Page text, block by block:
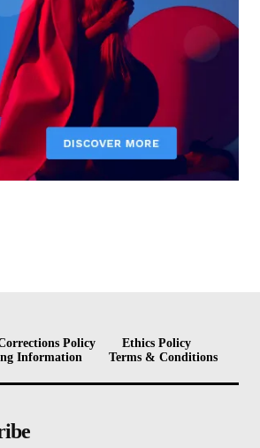
Policy
Ethics Policy
Information Terms & Conditions